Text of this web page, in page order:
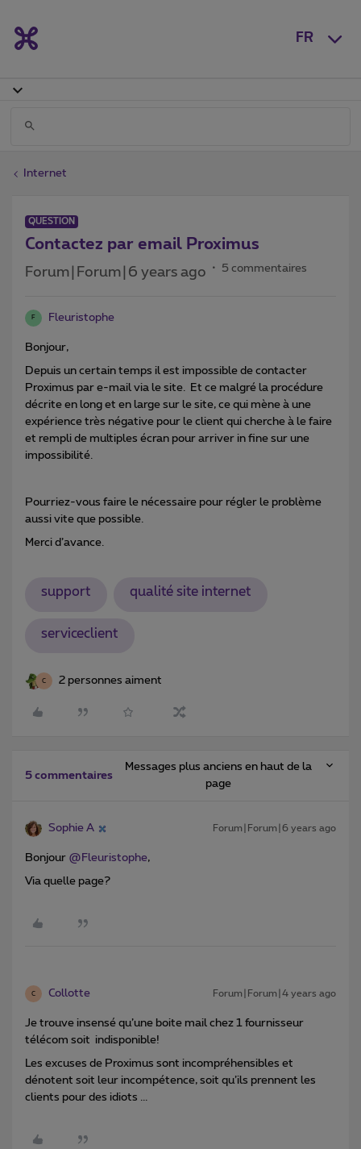
FR
Internet
QUESTION
Contactez par email Proximus
Forum|Forum|6 years ago 5 commentaires
F Fleuristophe
Bonjour,
Depuis un certain temps il est impossible de contacter
Proximus par e-mail via le site. Et ce malgré la procédure
décrite en long et en large sur le site, ce qui mène à une
expérience très négative pour le client qui cherche à le faire
et rempli de multiples écran pour arriver in fine sur une
impossibilité.
Pourriez-vous faire le nécessaire pour régler le problème
aussi vite que possible.
Merci d’avance.
support qualité site internet
serviceclient
C 2 personnes aiment
5 commentaires
Messages plus anciens en haut de la
page
Sophie A Forum|Forum|6 years ago
Bonjour @Fleuristophe,
Via quelle page?
C Collotte Forum|Forum|4 years ago
Je trouve insensé qu’une boite mail chez 1 fournisseur
télécom soit indisponible!
Les excuses de Proximus sont incompréhensibles et
dénotent soit leur incompétence, soit qu’ils prennent les
clients pour des idiots ...